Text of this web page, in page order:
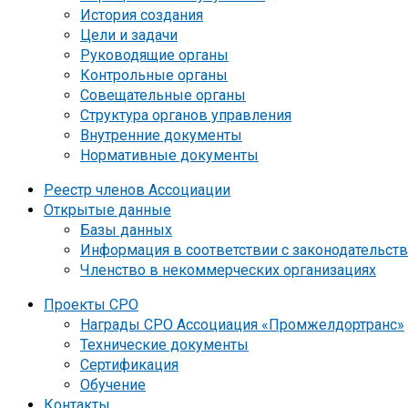
История создания
Цели и задачи
Руководящие органы
Контрольные органы
Совещательные органы
Структура органов управления
Внутренние документы
Нормативные документы
Реестр членов Ассоциации
Открытые данные
Базы данных
Информация в соответствии с
Членство в некоммерческих организациях
Проекты СРО
Награды СРО Ассоциация «Промжелдортранс»
Технические документы
Сертификация
Обучение